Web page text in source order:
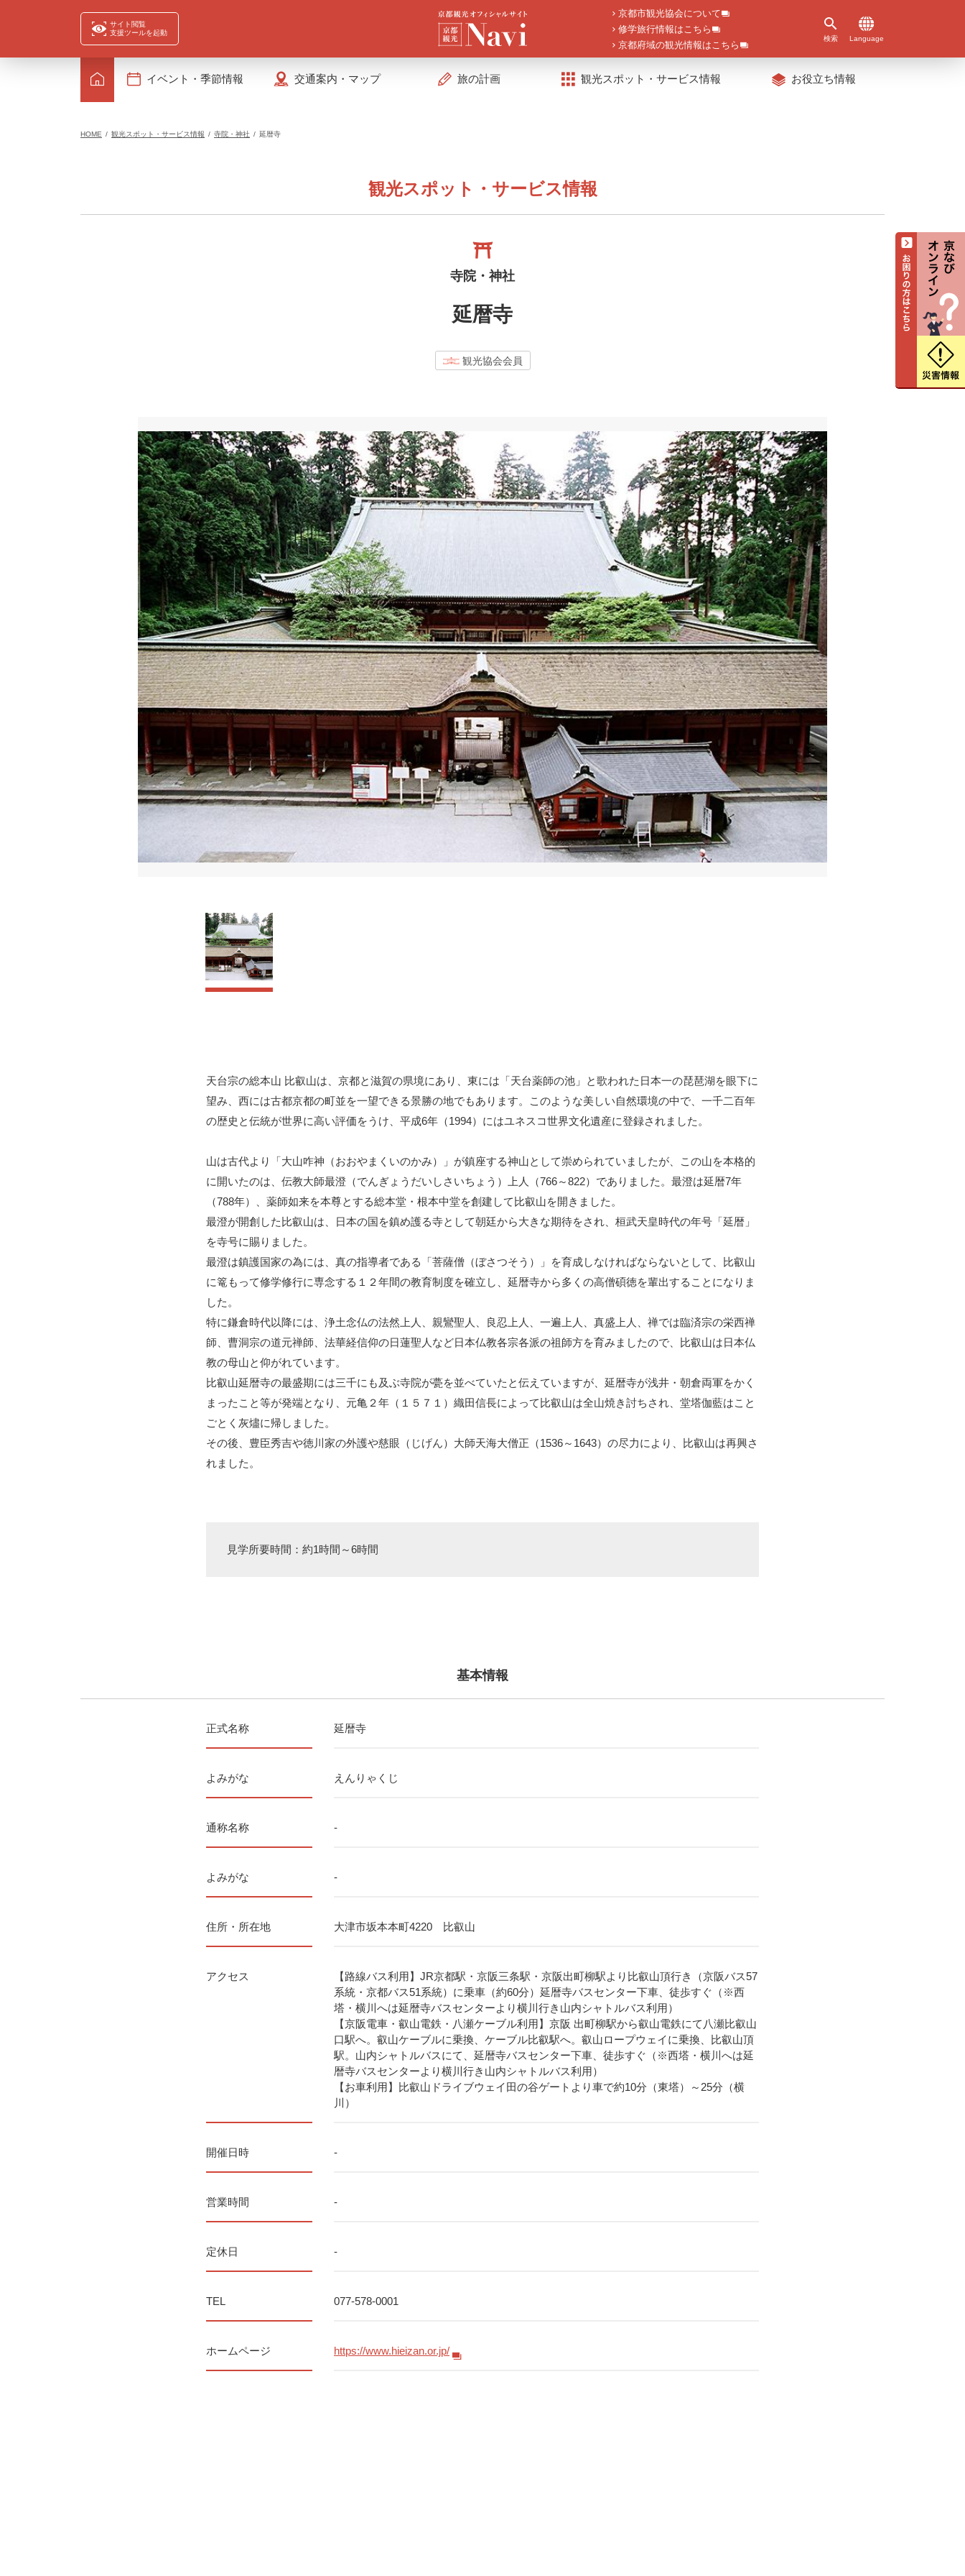
サイト閲覧
支援ツールを起動
京都市観光協会について
修学旅行情報はこちら
京都府域の観光情報はこちら
検索 Language
イベント・季節情報 交通案内・マップ 旅の計画 観光スポット・サービス情報 お役立ち情報
HOME 観光スポット・サービス情報 寺院・神社 延暦寺
観光スポット・サービス情報
寺院・神社
延暦寺
観光協会会員
天台宗の総本山 比叡山は、京都と滋賀の県境にあり、東には「天台薬師の池」と歌われた日本一の琵琶湖を眼下に
望み、西には古都京都の町並を一望できる景勝の地でもあります。このような美しい自然環境の中で、一千二百年
の歴史と伝統が世界に高い評価をうけ、平成6年（1994）にはユネスコ世界文化遺産に登録されました。
山は古代より「大山咋神（おおやまくいのかみ）」が鎮座する神山として崇められていましたが、この山を本格的
に開いたのは、伝教大師最澄（でんぎょうだいしさいちょう）上人（766～822）でありました。最澄は延暦7年
（788年）、薬師如来を本尊とする総本堂・根本中堂を創建して比叡山を開きました。
最澄が開創した比叡山は、日本の国を鎮め護る寺として朝廷から大きな期待をされ、桓武天皇時代の年号「延暦」
を寺号に賜りました。
最澄は鎮護国家の為には、真の指導者である「菩薩僧（ぼさつそう）」を育成しなければならないとして、比叡山
に篭もって修学修行に専念する１２年間の教育制度を確立し、延暦寺から多くの高僧碩徳を輩出することになりま
した。
特に鎌倉時代以降には、浄土念仏の法然上人、親鸞聖人、良忍上人、一遍上人、真盛上人、禅では臨済宗の栄西禅
師、曹洞宗の道元禅師、法華経信仰の日蓮聖人など日本仏教各宗各派の祖師方を育みましたので、比叡山は日本仏
教の母山と仰がれています。
比叡山延暦寺の最盛期には三千にも及ぶ寺院が甍を並べていたと伝えていますが、延暦寺が浅井・朝倉両軍をかく
まったこと等が発端となり、元亀２年（１５７１）織田信長によって比叡山は全山焼き討ちされ、堂塔伽藍はこと
ごとく灰燼に帰しました。
その後、豊臣秀吉や徳川家の外護や慈眼（じげん）大師天海大僧正（1536～1643）の尽力により、比叡山は再興さ
れました。
見学所要時間：約1時間～6時間
基本情報
正式名称 延暦寺
よみがな えんりゃくじ
通称名称 -
よみがな -
住所・所在地 大津市坂本本町4220 比叡山
アクセス
【路線バス利用】JR京都駅・京阪三条駅・京阪出町柳駅より比叡山頂行き（京阪バス57
系統・京都バス51系統）に乗車（約60分）延暦寺バスセンター下車、徒歩すぐ（※西
塔・横川へは延暦寺バスセンターより横川行き山内シャトルバス利用）
【京阪電車・叡山電鉄・八瀬ケーブル利用】京阪 出町柳駅から叡山電鉄にて八瀬比叡山
口駅へ。叡山ケーブルに乗換、ケーブル比叡駅へ。叡山ロープウェイに乗換、比叡山頂
駅。山内シャトルバスにて、延暦寺バスセンター下車、徒歩すぐ（※西塔・横川へは延
暦寺バスセンターより横川行き山内シャトルバス利用）
【お車利用】比叡山ドライブウェイ田の谷ゲートより車で約10分（東塔）～25分（横
川）
開催日時 -
営業時間 -
定休日 -
TEL 077-578-0001
ホームページ https://www.hieizan.or.jp/